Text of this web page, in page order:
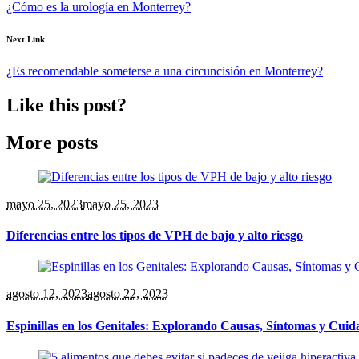
¿Cómo es la urología en Monterrey?
Next Link
¿Es recomendable someterse a una circuncisión en Monterrey?
Like this post?
More posts
mayo 25, 2023mayo 25, 2023
Diferencias entre los tipos de VPH de bajo y alto riesgo
agosto 12, 2023agosto 22, 2023
Espinillas en los Genitales: Explorando Causas, Síntomas y